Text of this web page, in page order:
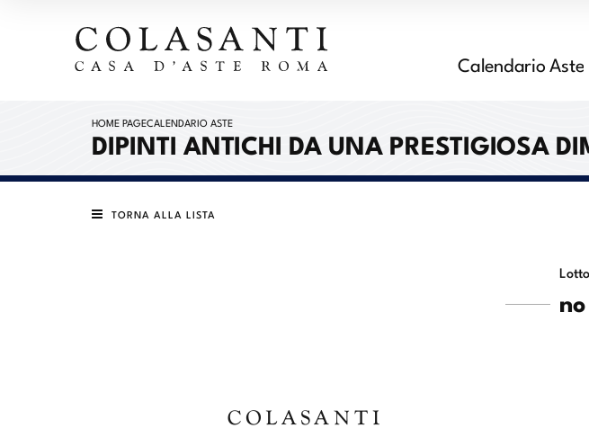
Calendario Aste
HOME PAGECALENDARIO ASTE
DIPINTI ANTICHI DA UNA PRESTIGIOSA
TORNA ALLA LISTA